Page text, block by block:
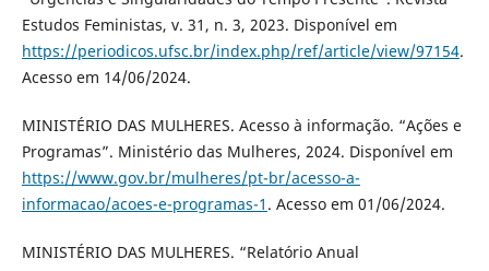
Estudos Feministas, v. 31, n. 3, 2023. Disponível em
https://periodicos.ufsc.br/index.php/ref/article/view/97154.
Acesso em 14/06/2024.
MINISTÉRIO DAS MULHERES. Acesso à informação. “Ações e
Programas”. Ministério das Mulheres, 2024. Disponível em
https://www.gov.br/mulheres/pt-br/acesso-a-
informacao/acoes-e-programas-1 . Acesso em 01/06/2024.
MINISTÉRIO DAS MULHERES. “Relatório Anual